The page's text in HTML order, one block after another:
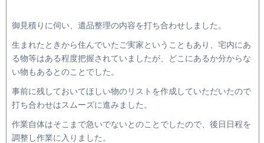
御見積りに伺い、遺品整理の内容を打ち合わせしました。
生まれたときから住んでいたご実家ということもあり、宅内にあ
る物等はある程度把握されていましたが、どこにあるか分からな
い物もあるとのことでした。
事前に残しておいてほしい物のリストを作成していただいたので
打ち合わせはスムーズに進みました。
作業自体はそこまで急いでないとのことでしたので、後日日程を
調整し作業に入りました。